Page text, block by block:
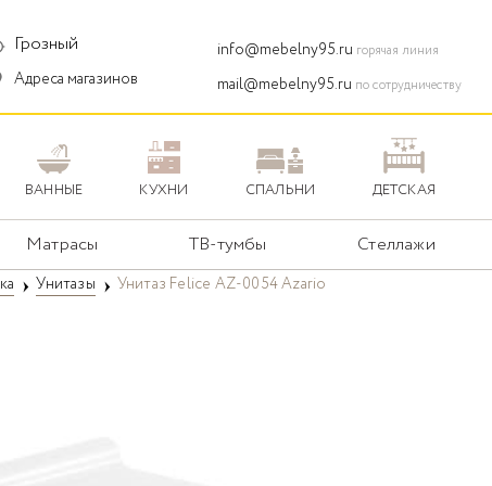
Грозный
Адреса магазинов
info@mebelny95.ru горячая линия
mail@mebelny95.ru по сотрудничеству
ВАННЫЕ КУХНИ СПАЛЬНИ ДЕТСКАЯ
Матрасы ТВ-тумбы Стеллажи
Унитазы Унитаз Felice AZ-0054 Azario